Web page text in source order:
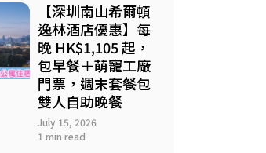
【深圳南山希爾頓
逸林酒店優惠】每
晚 HK$1,105 起，
包早餐＋萌寵工廠
門票，週末套餐包
雙人自助晚餐
July 15, 2026
1 min read